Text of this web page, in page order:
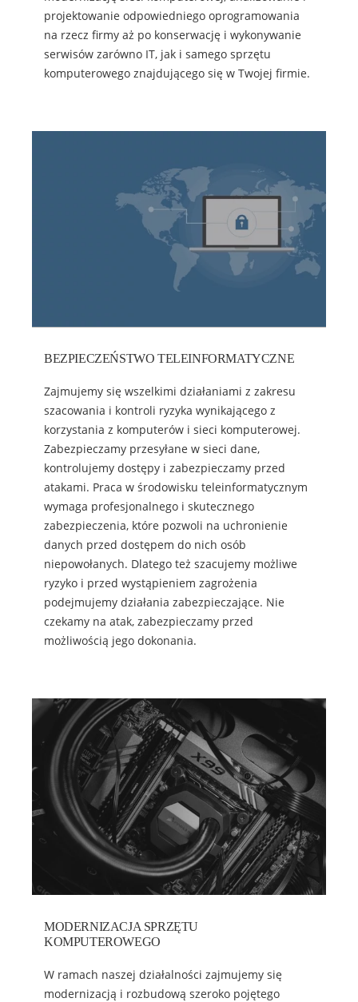
projektowanie odpowiedniego oprogramowania
na rzecz firmy aż po konserwację i wykonywanie
serwisów zarówno IT, jak i samego sprzętu
komputerowego znajdującego się w Twojej firmie.
BEZPIECZEŃSTWO TELEINFORMATYCZNE
Zajmujemy się wszelkimi działaniami z zakresu
szacowania i kontroli ryzyka wynikającego z
korzystania z komputerów i sieci komputerowej.
Zabezpieczamy przesyłane w sieci dane,
kontrolujemy dostępy i zabezpieczamy przed
atakami. Praca w środowisku teleinformatycznym
wymaga profesjonalnego i skutecznego
zabezpieczenia, które pozwoli na uchronienie
danych przed dostępem do nich osób
niepowołanych. Dlatego też szacujemy możliwe
ryzyko i przed wystąpieniem zagrożenia
podejmujemy działania zabezpieczające. Nie
czekamy na atak, zabezpieczamy przed
możliwością jego dokonania.
MODERNIZACJA SPRZĘTU
KOMPUTEROWEGO
W ramach naszej działalności zajmujemy się
modernizacją i rozbudową szeroko pojętego